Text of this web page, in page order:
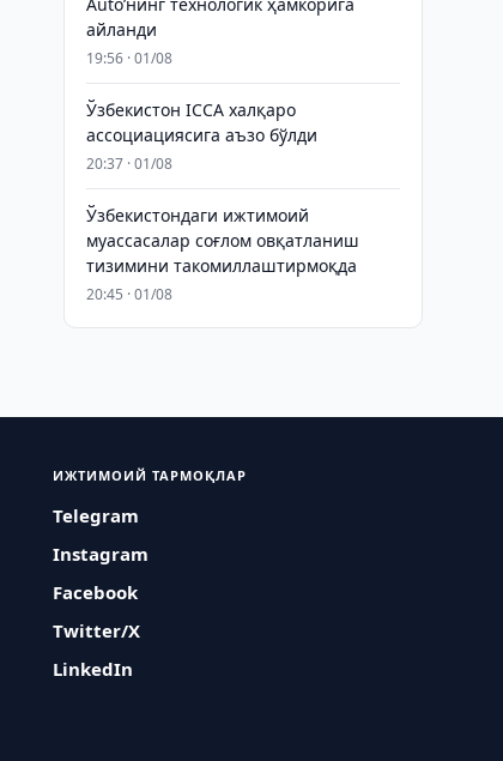
айланди
19:56 · 01/08
Ўзбекистон ICCA халқаро
ассоциациясига аъзо бўлди
20:37 · 01/08
Ўзбекистондаги ижтимоий
муассасалар соғлом овқатланиш
тизимини такомиллаштирмоқда
20:45 · 01/08
ИЖТИМОИЙ ТАРМОҚЛАР
Telegram
Instagram
Facebook
Twitter/X
LinkedIn